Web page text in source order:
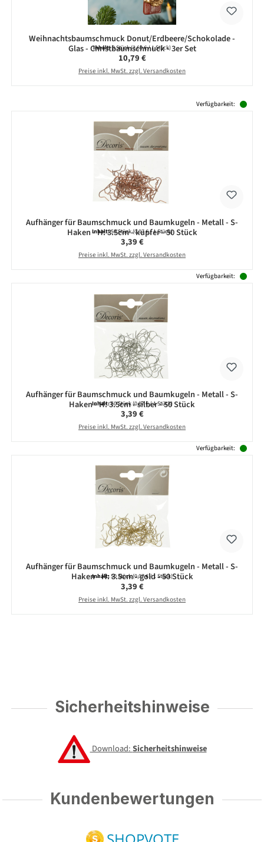
Weihnachtsbaumschmuck Donut/Erdbeere/Schokolade -
Glas - Christbaumschmuck - 3er Set
Inhalt:3 Stück(3,60 € / 1 Stück)
Regulärer Preis:
10,79 €
Preise inkl. MwSt. zzgl. Versandkosten
Verfügbarkeit:
Aufhänger für Baumschmuck und Baumkugeln - Metall - S-
Haken - H: 3.5cm - kupfer - 50 Stück
Inhalt:50 Stück(0,07 € / 1 Stück)
Regulärer Preis:
3,39 €
Preise inkl. MwSt. zzgl. Versandkosten
Verfügbarkeit:
Aufhänger für Baumschmuck und Baumkugeln - Metall - S-
Haken - H: 3.5cm - silber - 50 Stück
Inhalt:50 Stück(0,07 € / 1 Stück)
Regulärer Preis:
3,39 €
Preise inkl. MwSt. zzgl. Versandkosten
Verfügbarkeit:
Aufhänger für Baumschmuck und Baumkugeln - Metall - S-
Haken - H: 3.5cm - gold - 50 Stück
Inhalt:50 Stück(0,07 € / 1 Stück)
Regulärer Preis:
3,39 €
Preise inkl. MwSt. zzgl. Versandkosten
Sicherheitshinweise
Download:Sicherheitshinweise
Kundenbewertungen